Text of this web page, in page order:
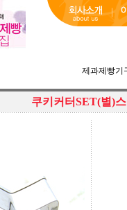
제과제빵기
쿠키커터SET(별)